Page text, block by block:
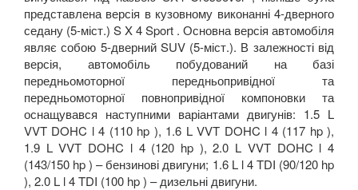
представлена версія в кузовному виконанні 4-дверного
седану (5-міст.) S X 4 Sport . Основна версія автомобіля
являє собою 5-дверний SUV (5-міст.). В залежності від
версія, автомобіль побудований на базі
передньомоторної передньопривідної та
передньомоторної повнопривідної компоновки та
оснащувався наступними варіантами двигунів: 1.5 L
VVT DOHC l 4 (110 hp ), 1.6 L VVT DOHC l 4 (117 hp ),
1.9 L VVT DOHC l 4 (120 hp ), 2.0 L VVT DOHC l 4
(143/150 hp ) – бензинові двигуни; 1.6 L l 4 TDI (90/120 hp
), 2.0 L l 4 TDI (100 hp ) – дизельні двигуни.